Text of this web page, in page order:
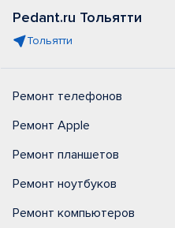
Pedant.ru Тольятти
Тольятти
Ремонт телефонов
Ремонт Apple
Ремонт планшетов
Ремонт ноутбуков
Ремонт компьютеров